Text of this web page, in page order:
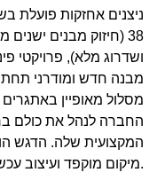
ניצנים אחזקות פועלת
38 (חיזוק מבנים
ושדרוג מלא), פרויקטי
מבנה חדש ומודרני
מסלול מאופיין
החברה לנהל את כולם
המקצועית שלה. הדגש
מיקום מוקפד ועיצוב עכשווי.